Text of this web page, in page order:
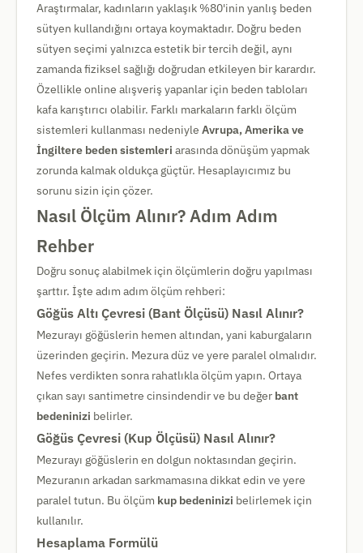
Araştırmalar, kadınların yaklaşık %80'inin yanlış beden
sütyen kullandığını ortaya koymaktadır. Doğru beden
sütyen seçimi yalnızca estetik bir tercih değil, aynı
zamanda fiziksel sağlığı doğrudan etkileyen bir karardır.
Özellikle online alışveriş yapanlar için beden tabloları
kafa karıştırıcı olabilir. Farklı markaların farklı ölçüm
sistemleri kullanması nedeniyle Avrupa, Amerika ve
İngiltere beden sistemleri arasında dönüşüm yapmak
zorunda kalmak oldukça güçtür. Hesaplayıcımız bu
sorunu sizin için çözer.
Nasıl Ölçüm Alınır? Adım Adım
Rehber
Doğru sonuç alabilmek için ölçümlerin doğru yapılması
şarttır. İşte adım adım ölçüm rehberi:
Göğüs Altı Çevresi (Bant Ölçüsü) Nasıl Alınır?
Mezurayı göğüslerin hemen altından, yani kaburgaların
üzerinden geçirin. Mezura düz ve yere paralel olmalıdır.
Nefes verdikten sonra rahatlıkla ölçüm yapın. Ortaya
çıkan sayı santimetre cinsindendir ve bu değer bant
bedeninizi belirler.
Göğüs Çevresi (Kup Ölçüsü) Nasıl Alınır?
Mezurayı göğüslerin en dolgun noktasından geçirin.
Mezuranın arkadan sarkmamasına dikkat edin ve yere
paralel tutun. Bu ölçüm kup bedeninizi belirlemek için
kullanılır.
Hesaplama Formülü